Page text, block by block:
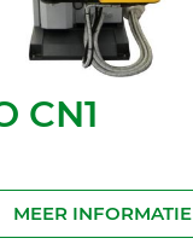
CN1
MEER INFORMATIE